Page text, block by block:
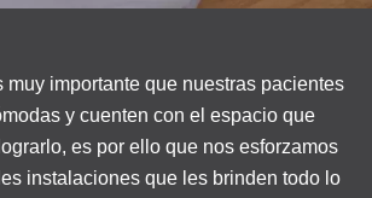
muy importante que nuestras pacientes
y cuenten con el espacio que
es por ello que nos esforzamos
instalaciones que les brinden todo lo